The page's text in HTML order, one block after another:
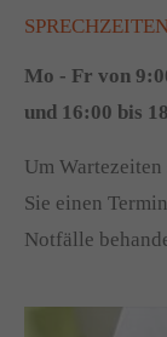
Mo - Fr von
und 16:00 bis
Um
Sie einen
Notfälle